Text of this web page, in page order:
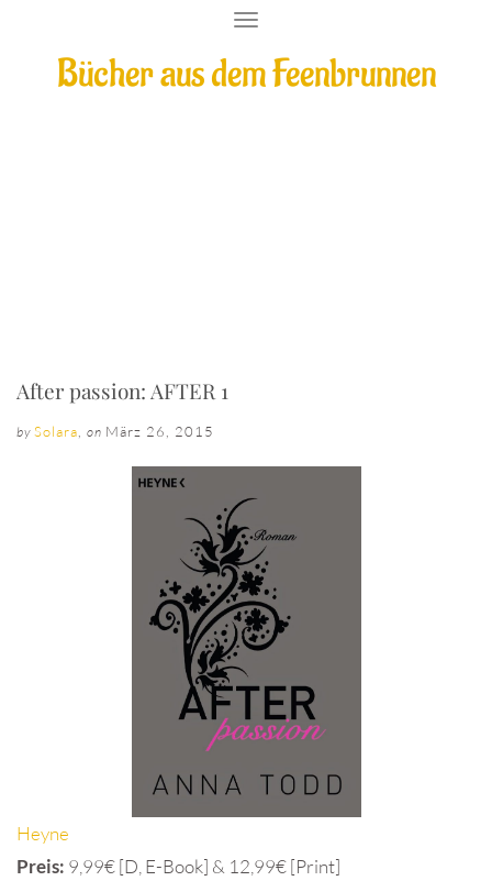
Bücher aus dem Feenbrunnen
T
G
After passion: AFTER 1
by Solara on März 26, 2015
Heyne
Preis: 9,99€ [D, E-Book] & 12,99€ [Print]